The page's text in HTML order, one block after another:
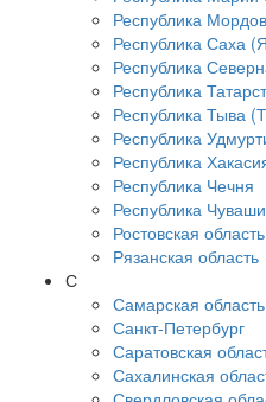
Республика
Республика Саха
Республика
Республика
Республика Тыва
Республика
Республика
Республика Чечня
Республика
Ростовская область
Рязанская область
С
Самарская область
Санкт-Петербург
Саратовская
Сахалинская